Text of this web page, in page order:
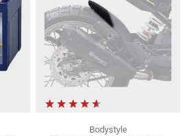
Bodystyle